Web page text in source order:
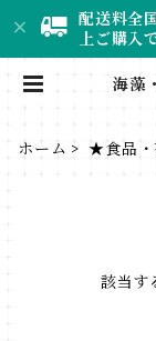
配送料全
上ご購入
海藻
ホーム ★食品・
該当す